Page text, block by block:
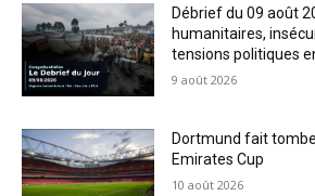
Débrief du 09 août
humanitaires,
tensions politiques
9 août 2026
Dortmund fait
Emirates Cup
10 août 2026